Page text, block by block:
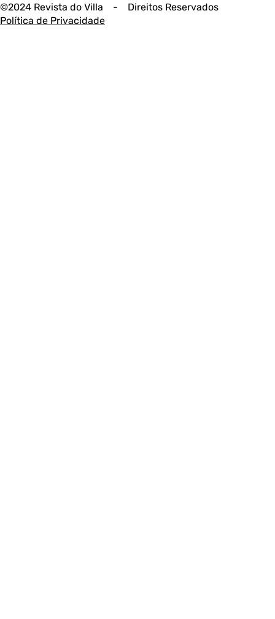
©2024 Revista do Villa - Direitos Reservados
Política de Privacidade